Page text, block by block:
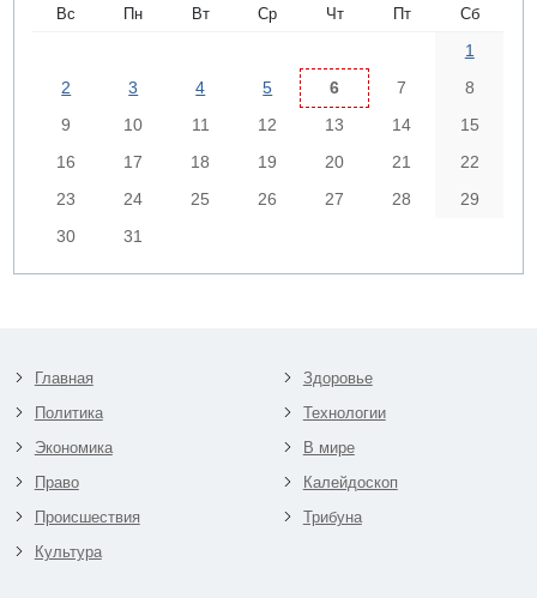
Вс Пн Вт Ср Чт Пт Сб
1
2
3 4 5 6 7
8
9
10 11 12 13 14
15
16
17 18 19 20 21
22
23
24 25 26 27 28
29
30
31
Главная
Политика
Экономика
Право
Происшествия
Культура
Здоровье
Технологии
В мире
Калейдоскоп
Трибуна